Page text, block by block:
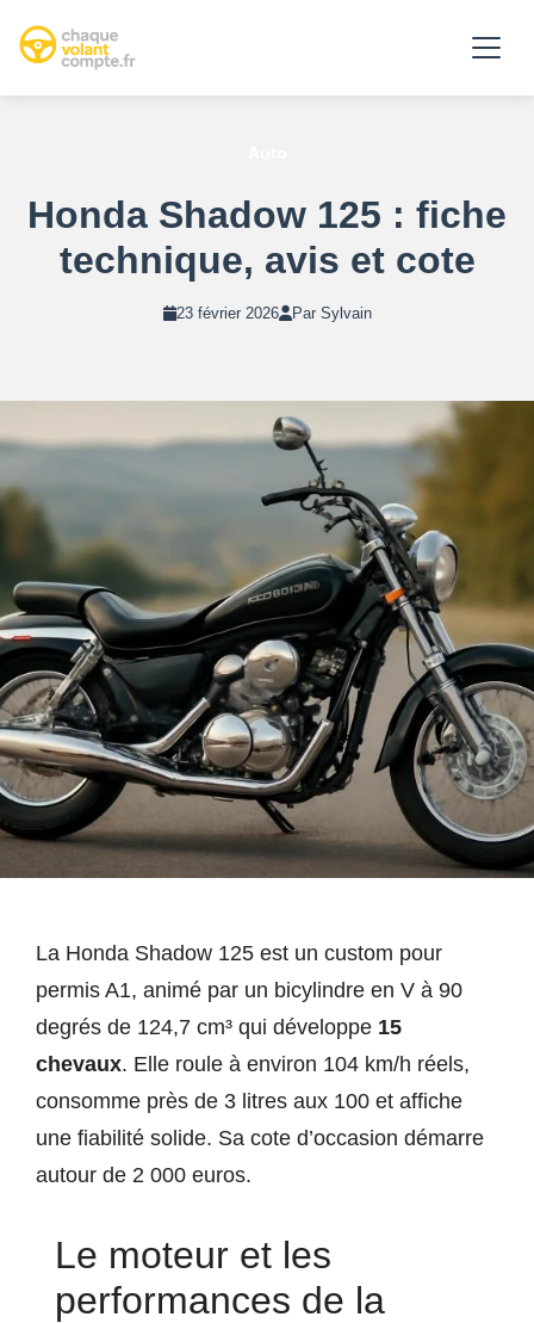
Honda Shadow 125 : fiche
technique, avis et cote
23 février 2026 Par Sylvain
La Honda Shadow 125 est un custom pour
permis A1, animé par un bicylindre en V à 90
degrés de 124,7 cm³ qui développe 15
chevaux. Elle roule à environ 104 km/h réels,
consomme près de 3 litres aux 100 et affiche
une fiabilité solide. Sa cote d’occasion démarre
autour de 2 000 euros.
Le moteur et les
performances de la